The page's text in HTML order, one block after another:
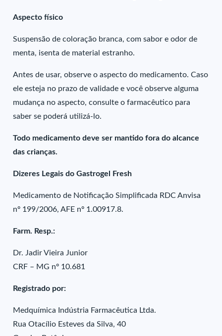
Aspecto físico
Suspensão de coloração branca, com sabor e odor de
menta, isenta de material estranho.
Antes de usar, observe o aspecto do medicamento. Caso
ele esteja no prazo de validade e você observe alguma
mudança no aspecto, consulte o farmacêutico para
saber se poderá utilizá-lo.
Todo medicamento deve ser mantido fora do alcance
das crianças.
Dizeres Legais do Gastrogel Fresh
Medicamento de Notificação Simplificada RDC Anvisa
nº 199/2006, AFE nº 1.00917.8.
Farm. Resp.:
Dr. Jadir Vieira Junior
CRF – MG nº 10.681
Registrado por:
Medquímica Indústria Farmacêutica Ltda.
Rua Otacílio Esteves da Silva, 40